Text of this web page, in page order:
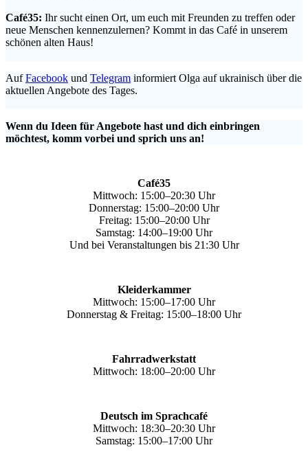
Café35: Ihr sucht einen Ort, um euch mit Freunden zu treffen oder
neue Menschen kennenzulernen? Kommt in das Café in unserem
schönen alten Haus!
AufFacebook und Telegram informiert Olga auf ukrainisch über die
aktuellen Angebote des Tages.
Wenn du Ideen für Angebote hast und dich einbringen
möchtest, komm vorbei und sprich uns an!
Café35
Mittwoch: 15:00–20:30 Uhr
Donnerstag: 15:00–20:00 Uhr
Freitag: 15:00–20:00 Uhr
Samstag: 14:00–19:00 Uhr
Und bei Veranstaltungen bis 21:30 Uhr
Kleiderkammer
Mittwoch: 15:00–17:00 Uhr
Donnerstag & Freitag: 15:00–18:00 Uhr
Fahrradwerkstatt
Mittwoch: 18:00–20:00 Uhr
Deutsch im Sprachcafé
Mittwoch: 18:30–20:30 Uhr
Samstag: 15:00–17:00 Uhr